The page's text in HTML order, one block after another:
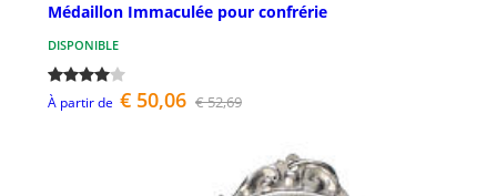
Médaillon Immaculée pour confrérie
DISPONIBLE
À partir de € 50,06 € 52,69